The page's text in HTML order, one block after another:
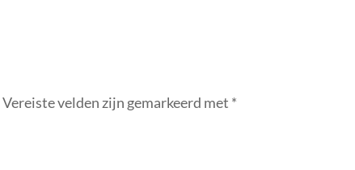
Vereiste velden zijn gemarkeerd met *